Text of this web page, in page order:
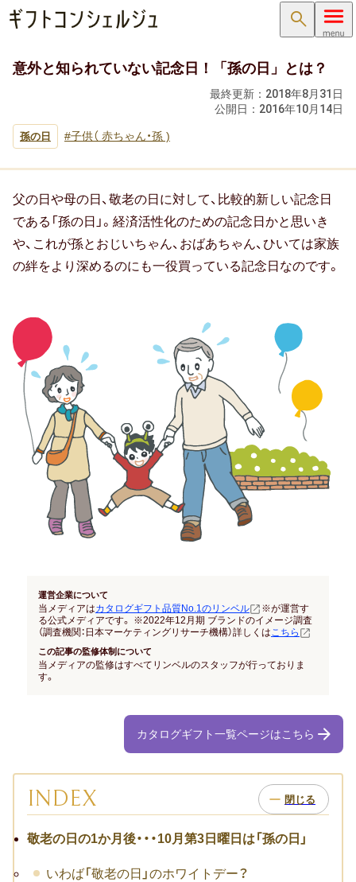
検索
内祝い･お返し
内祝い･お返しTOP
内祝い・お祝い返し
結婚内祝い ( 結婚祝いのお返し )
入学内祝い（入学祝いのお返し）
結納返し
高額ギフトの内祝い
就職内祝い
香典返し
喪中見舞い
法事 引出物
お祝い･お見舞いTOP
子どものお祝い・ギフト
卒園・卒業祝い
初節句祝い
意外と知られていない記念日！「孫の日」とは？
最終更新： 2018年8月31日
公開日： 2016年10月14日
孫の日 子供（ 赤ちゃん・孫 )
父の日や母の日、敬老の日に対して、比較的新しい記念日
である「孫の日」。経済活性化のための記念日かと思いき
や、これが孫とおじいちゃん、おばあちゃん、ひいては家族
の絆をより深めるのにも一役買っている記念日なのです。
運営企業について
当メディアはカタログギフト品質No.1のリンベル
※が運営す
る公式メディアです。 ※2022年12月期 ブランドのイメージ調査
（調査機関：日本マーケティングリサーチ機構）詳しくはこちら
この記事の監修体制について
当メディアの監修はすべてリンベルのスタッフが行っておりま
す。
カタログギフト一覧ページはこちら
INDEX
敬老の日の1か月後・・・10月第3日曜日は「孫の日」
いわば「敬老の日」のホワイトデー？